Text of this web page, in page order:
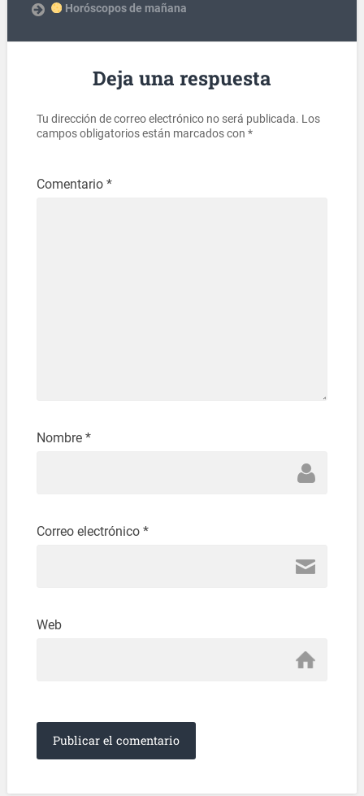
Horóscopos de mañana
Deja una respuesta
Tu dirección de correo electrónico no será publicada. Los
campos obligatorios están marcados con *
Comentario *
Nombre *
Correo electrónico *
Web